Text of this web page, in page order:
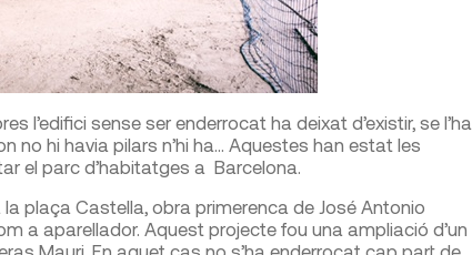
l’edifici sense ser enderrocat ha deixat d’existir, se l’ha
no hi havia pilars n’hi ha… Aquestes han estat les
el parc d’habitatges a Barcelona.
la plaça Castella, obra primerenca de José Antonio
a aparellador. Aquest projecte fou una ampliació d’un
Mauri. En aquet cas no s’ha enderrocat cap part de